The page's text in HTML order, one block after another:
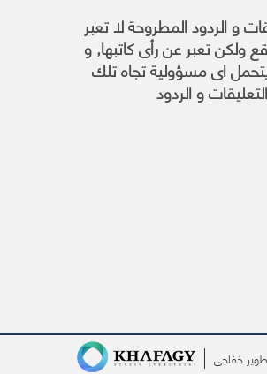
و الردود المطروحة لا تعبر
ولكن تعبر عن رأى كاتبها, و
اى مسؤولية تجاه تلك
التعليقات و الردود
خفاجى